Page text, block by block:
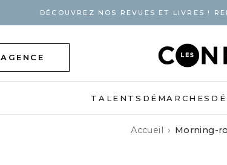
DÉCOUVREZ NOS REVUES ET LIVRES !
AGENCE
TALENTS DÉMARCHES
Accueil Morning-